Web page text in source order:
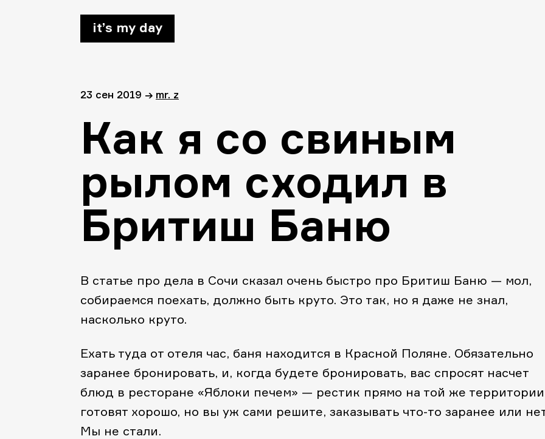
it’s my day
23 сен 2019 → mr. z
Как я со свиным
рылом сходил в
Бритиш Баню
В статье про дела в Сочи сказал очень быстро про Бритиш Баню — мол,
собираемся поехать, должно быть круто. Это так, но я даже не знал,
насколько круто.
Ехать туда от отеля час, баня находится в Красной Поляне. Обязательно
заранее бронировать, и, когда будете бронировать, вас спросят насчет
блюд в ресторане «Яблоки печем» — рестик прямо на той же
готовят хорошо, но вы уж сами решите, заказывать что-то заранее или
Мы не стали.